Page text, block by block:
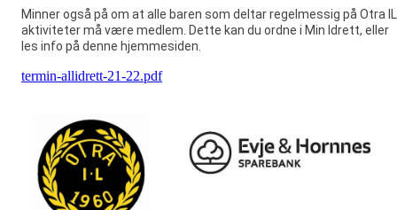
Minner også på om at alle baren som deltar regelmessig på Otra
aktiviteter må være medlem. Dette kan du ordne i Min Idrett, eller
les info på denne hjemmesiden.
termin-allidrett-21-22.pdf